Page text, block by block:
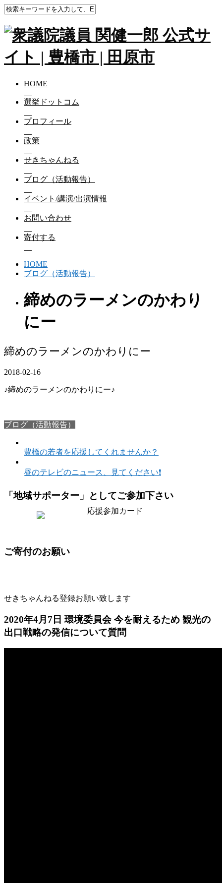
HOME
選挙ドットコム
プロフィール
政策
せきちゃんねる
ブログ（活動報告）
イベント/講演/出演情報
お問い合わせ
寄付する
HOME
ブログ（活動報告）
締めのラーメンのかわり
にー
締めのラーメンのかわりにー
2018-02-16
♪締めのラーメンのかわりにー♪
ブログ（活動報告）
豊橋の若者を応援してくれませんか？
昼のテレビのニュース、見てください❗
「地域サポーター」としてご参加下さい
ご寄付のお願い
せきちゃんねる登録お願い致します
2020年4月7日 環境委員会 今を耐えるため 観光の
出口戦略の発信について質問